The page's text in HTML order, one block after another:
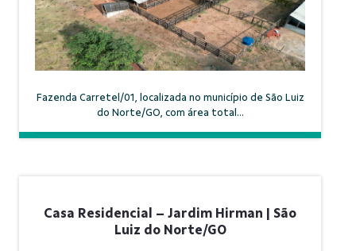
Fazenda Carretel/01, localizada no município de São Luiz
do Norte/GO, com área total...
Casa Residencial – Jardim Hirman | São
Luiz do Norte/GO